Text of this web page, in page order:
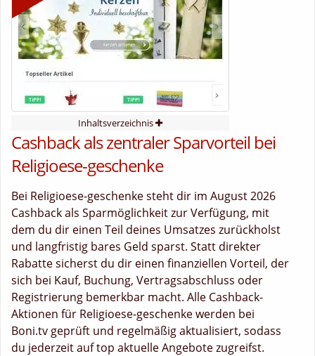
Inhaltsverzeichnis
Cashback als zentraler Sparvorteil bei
Religioese-geschenke
Bei Religioese-geschenke steht dir im August 2026
Cashback als Sparmöglichkeit zur Verfügung, mit
dem du dir einen Teil deines Umsatzes zurückholst
und langfristig bares Geld sparst. Statt direkter
Rabatte sicherst du dir einen finanziellen Vorteil, der
sich bei Kauf, Buchung, Vertragsabschluss oder
Registrierung bemerkbar macht. Alle Cashback-
Aktionen für Religioese-geschenke werden bei
Boni.tv geprüft und regelmäßig aktualisiert, sodass
du jederzeit auf top aktuelle Angebote zugreifst.